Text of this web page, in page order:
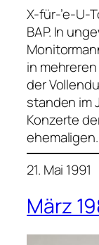
X-für-’e-U-
BAP. In
in
der
standen im
Konzerte
21. Mai 1991
März